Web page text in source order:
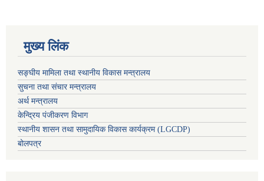
मुख्य लिंक
सङ्घीय मामिला तथा स्थानीय विकास मन्त्रालय
सुचना तथा संचार मन्त्रालय
अर्थ मन्त्रालय
केन्द्रिय पंजीकरण विभाग
स्थानीय शासन तथा सामुदायिक विकास कार्यक्रम (LGCDP)
बोलपत्र